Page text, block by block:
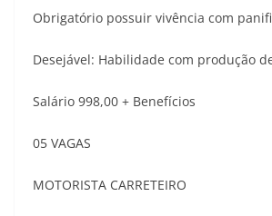
Obrigatório possuir vivência com
Desejável: Habilidade com produção
Salário 998,00 + Benefícios
05 VAGAS
MOTORISTA CARRETEIRO